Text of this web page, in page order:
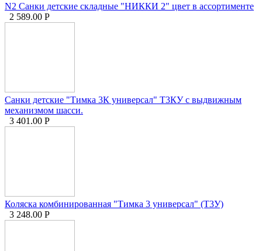
N2 Санки детские складные "НИККИ 2" цвет в ассортименте
2 589.00 Р
Санки детские "Тимка 3К универсал" Т3КУ с выдвижным
механизмом шасси.
3 401.00 Р
Коляска комбинированная "Тимка 3 универсал" (Т3У)
3 248.00 Р